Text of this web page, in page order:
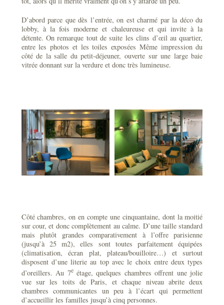
D’abord parce que dès l’entrée, on est charmé par la déco du
lobby, à la fois moderne et chaleureuse et qui invite à la
détente. On remarque tout de suite les clins d’œil au quartier,
entre les photos et les toiles exposées Même impression du
côté de la salle du petit-déjeuner, ouverte sur une large baie
vitrée donnant sur la verdure et donc très lumineuse.
Côté chambres, on en compte une cinquantaine, dont la moitié
sur cour, et donc complètement au calme. D’une taille standard
mais plutôt grandes comparativement à l’offre parisienne
(jusqu’à 25 m2), elles sont toutes parfaitement équipées
(climatisation, écran plat, plateau/bouilloire…) et surtout
disposent d’une literie au top avec le choix entre deux types
d’oreillers. Au 7eétage, quelques chambres offrent une jolie
vue sur les toits de Paris, et chaque niveau abrite deux
chambres communicantes un peu à l’écart qui permettent
d’accueillir les familles jusqu’à cinq personnes.